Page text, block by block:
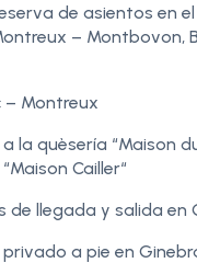
de asientos en
– Montbovon,
– Montreux
la quèsería “Maison
Cailler“
de llegada y salida en
a pie en